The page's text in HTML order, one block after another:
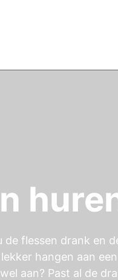
flessen drank en
hangen aan
aan? Past al de